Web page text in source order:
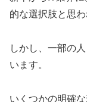
的な選択肢と思わ
しかし、一部の
います。
いくつかの明確な